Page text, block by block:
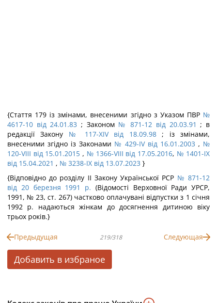
{Стаття 179 із змінами, внесеними згідно з Указом ПВР №
4617-10 від 24.01.83 ; Законом № 871-12 від 20.03.91 ; в
редакції Закону № 117-XIV від 18.09.98; із змінами,
внесеними згідно із Законами № 429-IV від 16.01.2003 , №
120-VIII від 15.01.2015 , № 1366-VIII від 17.05.2016, № 1401-IX
від 15.04.2021 , № 3238-IX від 13.07.2023 }
{Відповідно до розділу II Закону Української РСР № 871-12
від 20 березня 1991 р. (Відомості Верховної Ради УРСР,
1991, № 23, ст. 267) частково оплачувані відпустки з 1 січня
1992 р. надаються жінкам до досягнення дитиною віку
трьох років.}
Предыдущая 219/318 Следующая
Добавить в избраное